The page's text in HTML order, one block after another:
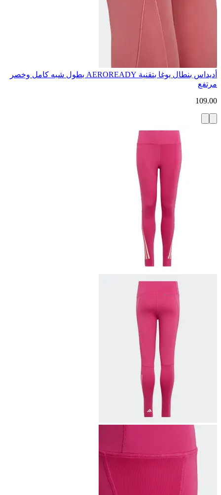
أديداس بنطال يوغا بتقنية AEROREADY بطول شبه كامل وخصر
مرتفع
109.00